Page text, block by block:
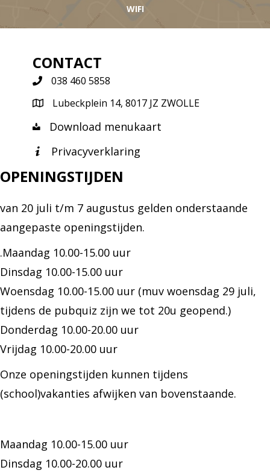
WIFI
CONTACT
038 460 5858
Lubeckplein 14, 8017 JZ ZWOLLE
Download menukaart
Privacyverklaring
OPENINGSTIJDEN
van 20 juli t/m 7 augustus gelden onderstaande
aangepaste openingstijden.
.Maandag 10.00-15.00 uur
Dinsdag 10.00-15.00 uur
Woensdag 10.00-15.00 uur (muv woensdag 29 juli,
tijdens de pubquiz zijn we tot 20u geopend.)
Donderdag 10.00-20.00 uur
Vrijdag 10.00-20.00 uur
Onze openingstijden kunnen tijdens
(school)vakanties afwijken van bovenstaande.
Maandag 10.00-15.00 uur
Dinsdag 10.00-20.00 uur